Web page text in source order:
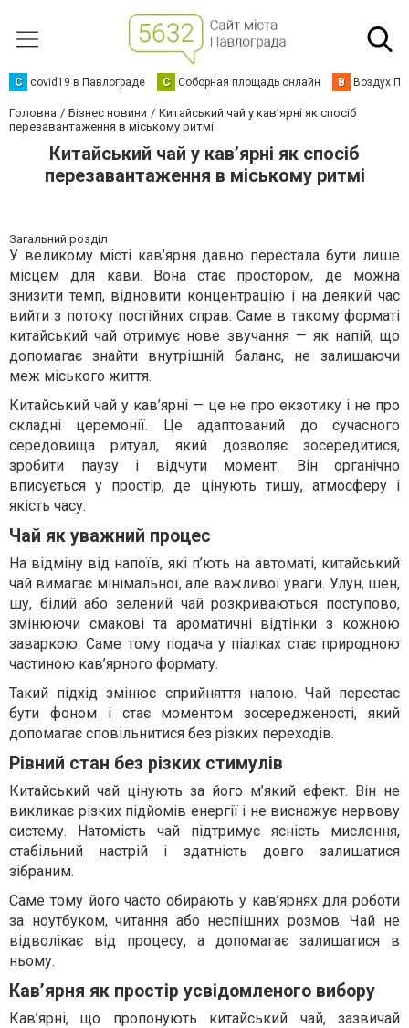
C covid19 в Павлограде С Соборная площадь онлайн В Воздух
Головна Бізнес новини
Китайський чай у кав’ярні як спосіб
перезавантаження в міському ритмі
Китайський чай у кав’ярні як спосіб
перезавантаження в міському ритмі
Загальний розділ
У великому місті кав’ярня давно перестала бути лише
місцем для кави. Вона стає простором, де можна
знизити темп, відновити концентрацію і на деякий час
вийти з потоку постійних справ. Саме в такому форматі
китайський чай отримує нове звучання — як напій, що
допомагає знайти внутрішній баланс, не залишаючи
меж міського життя.
Китайський чай у кав’ярні — це не про екзотику і не про
складні церемонії. Це адаптований до сучасного
середовища ритуал, який дозволяє зосередитися,
зробити паузу і відчути момент. Він органічно
вписується у простір, де цінують тишу, атмосферу і
якість часу.
Чай як уважний процес
На відміну від напоїв, які п’ють на автоматі, китайський
чай вимагає мінімальної, але важливої уваги. Улун, шен,
шу, білий або зелений чай розкриваються поступово,
змінюючи смакові та ароматичні відтінки з кожною
заваркою. Саме тому подача у піалках стає природною
частиною кав’ярного формату.
Такий підхід змінює сприйняття напою. Чай перестає
бути фоном і стає моментом зосередженості, який
допомагає сповільнитися без різких переходів.
Рівний стан без різких стимулів
Китайський чай цінують за його м’який ефект. Він не
викликає різких підйомів енергії і не виснажує нервову
систему. Натомість чай підтримує ясність мислення,
стабільний настрій і здатність довго залишатися
зібраним.
Саме тому його часто обирають у кав’ярнях для роботи
за ноутбуком, читання або неспішних розмов. Чай не
відволікає від процесу, а допомагає залишатися в
ньому.
Кав’ярня як простір усвідомленого вибору
Кав’ярні, що пропонують китайський чай, зазвичай